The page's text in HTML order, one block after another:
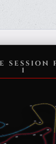
SESSION
1